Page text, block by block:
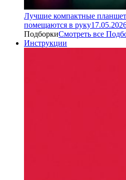
Лучшие компактные
помещаются в руку
ПодборкиСмотреть все
Инструкции